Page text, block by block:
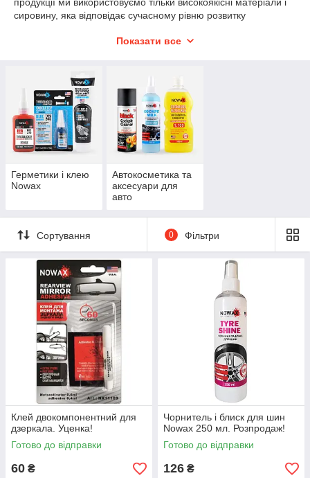
сировину, яка відповідає сучасному рівню розвитку
Nowax Industries Inc .відповідає жорстким
якістю при виробництві продукції
ISO 9001:2008
14001:2004, який відповідає за безпеку продукції для
здоров'я людей і навколишнього середовища.
Ми дбаємо про нашу планету. Наші технології не завдають
шкоди навколишньому середовищу.
Показати все
Герметики і клею
Nowax
Автокосметика та
аксесуари для
авто
Сортування 0 Фільтри
Клей двокомпонентний для
дзеркала. Уценка!
Готово до відправки
60 ₴
Чорнитель і блиск для шин
Nowax 250 мл. Розпродаж!
Готово до відправки
126 ₴